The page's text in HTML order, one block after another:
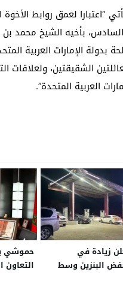
“اعتبارا لعمق روابط الأخوة
بأخيه الشيخ محمد بن
بدولة الإمارات العربية
الشقيقتين، ولعلاقات
العربية المتحدة”.
زيادة في
البنزين وسط
حموشي